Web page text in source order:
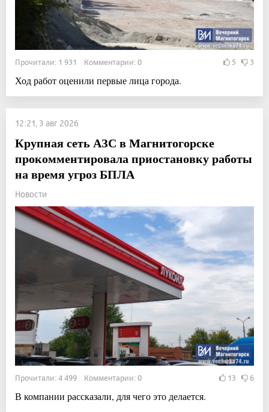
Прочитали: 1 931 Комментарии: 0 5 3
Ход работ оценили первые лица города.
12:21, 3 авг 2026
Крупная сеть АЗС в Магнитогорске
прокомментировала приостановку работы
на время угроз БПЛА
Новости
Прочитали: 4 499 Комментарии: 0 13 6
В компании рассказали, для чего это делается.